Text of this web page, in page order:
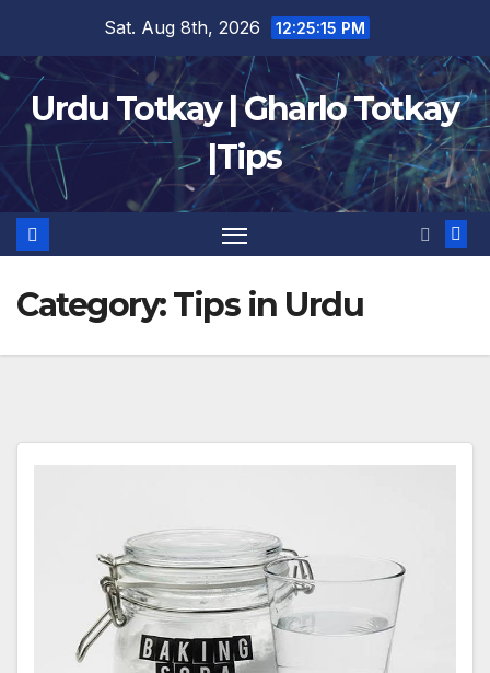
content
Sat. Aug 8th, 2026 12:25:16 PM
Urdu Totkay | Gharlo Totkay
|Tips
Category:Tips in Urdu